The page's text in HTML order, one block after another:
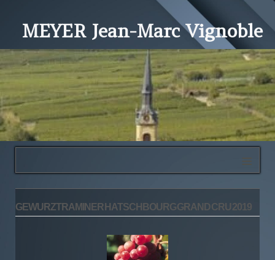
MEYER Jean-Marc Vignoble
GEWURZTRAMINER HATSCHBOURG GRAND CRU 2019